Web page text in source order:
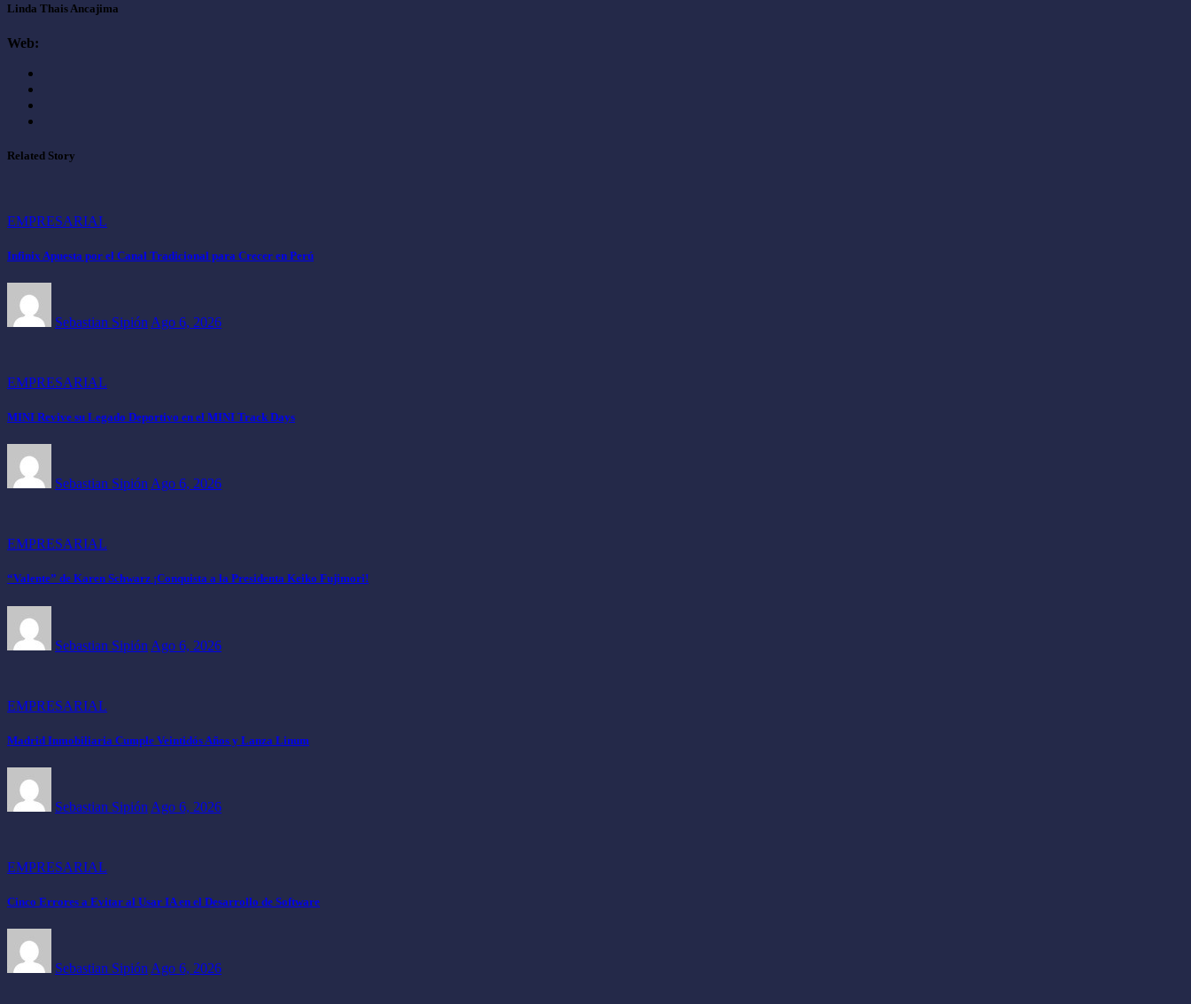
Linda Thais Ancajima
Web:
Related Story
EMPRESARIAL
Infinix Apuesta por el Canal Tradicional para Crecer en Perú
Sebastian Sipión Ago 6, 2026
EMPRESARIAL
MINI Revive su Legado Deportivo en el MINI Track Days
Sebastian Sipión Ago 6, 2026
EMPRESARIAL
“Valente” de Karen Schwarz ¡Conquista a la Presidenta Keiko Fujimori!
Sebastian Sipión Ago 6, 2026
EMPRESARIAL
Madrid Inmobiliaria Cumple Veintidós Años y Lanza Linum
Sebastian Sipión Ago 6, 2026
EMPRESARIAL
Cinco Errores a Evitar al Usar IA en el Desarrollo de Software
Sebastian Sipión Ago 6, 2026